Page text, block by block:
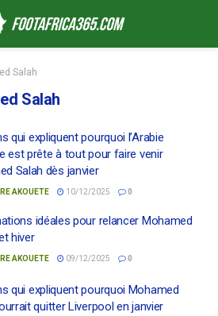
Salah
Salah
qui expliquent pourquoi l’Arabie
est prête à tout pour faire venir
Salah dès janvier
AKOUETE 10/12/2025 0
idéales pour relancer Mohamed
hiver
AKOUETE 09/12/2025 0
qui expliquent pourquoi Mohamed
quitter Liverpool en janvier